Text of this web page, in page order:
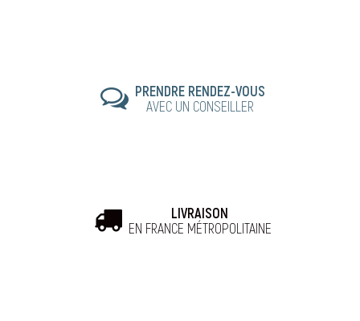
PRENDRE RENDEZ-VOUS
AVEC UN CONSEILLER
LIVRAISON
EN FRANCE MÉTROPOLITAINE